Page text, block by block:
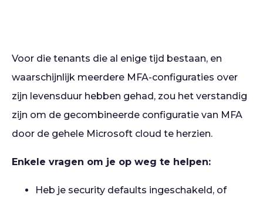
Voor die tenants die al enige tijd bestaan, en
waarschijnlijk meerdere MFA-configuraties over
zijn levensduur hebben gehad, zou het verstandig
zijn om de gecombineerde configuratie van MFA
door de gehele Microsoft cloud te herzien.
Enkele vragen om je op weg te helpen:
Heb je security defaults ingeschakeld, of